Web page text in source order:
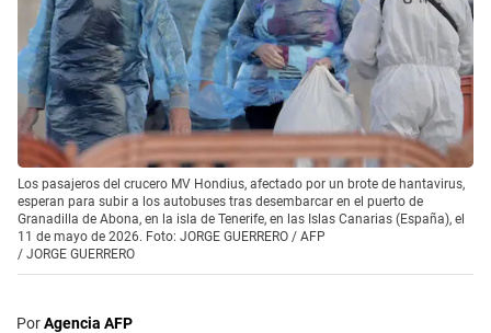
Los pasajeros del crucero MV Hondius, afectado por un brote de hantavirus,
esperan para subir a los autobuses tras desembarcar en el puerto de
Granadilla de Abona, en la isla de Tenerife, en las Islas Canarias (España), el
11 de mayo de 2026. Foto: JORGE GUERRERO / AFP
/ JORGE GUERRERO
PorAgencia AFP